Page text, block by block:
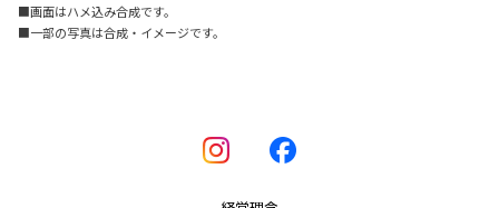
■画面はハメ込み合成です。
■一部の写真は合成・イメージです。